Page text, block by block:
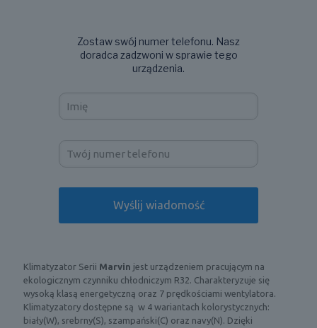
Zostaw swój numer telefonu. Nasz
doradca zadzwoni w sprawie tego
urządzenia.
Klimatyzator Serii Marvin jest urządzeniem pracującym na
ekologicznym czynniku chłodniczym R32. Charakteryzuje się
wysoką klasą energetyczną oraz 7 prędkościami wentylatora.
Klimatyzatory dostępne są w 4 wariantach kolorystycznych:
biały(W), srebrny(S), szampański(C) oraz navy(N). Dzięki